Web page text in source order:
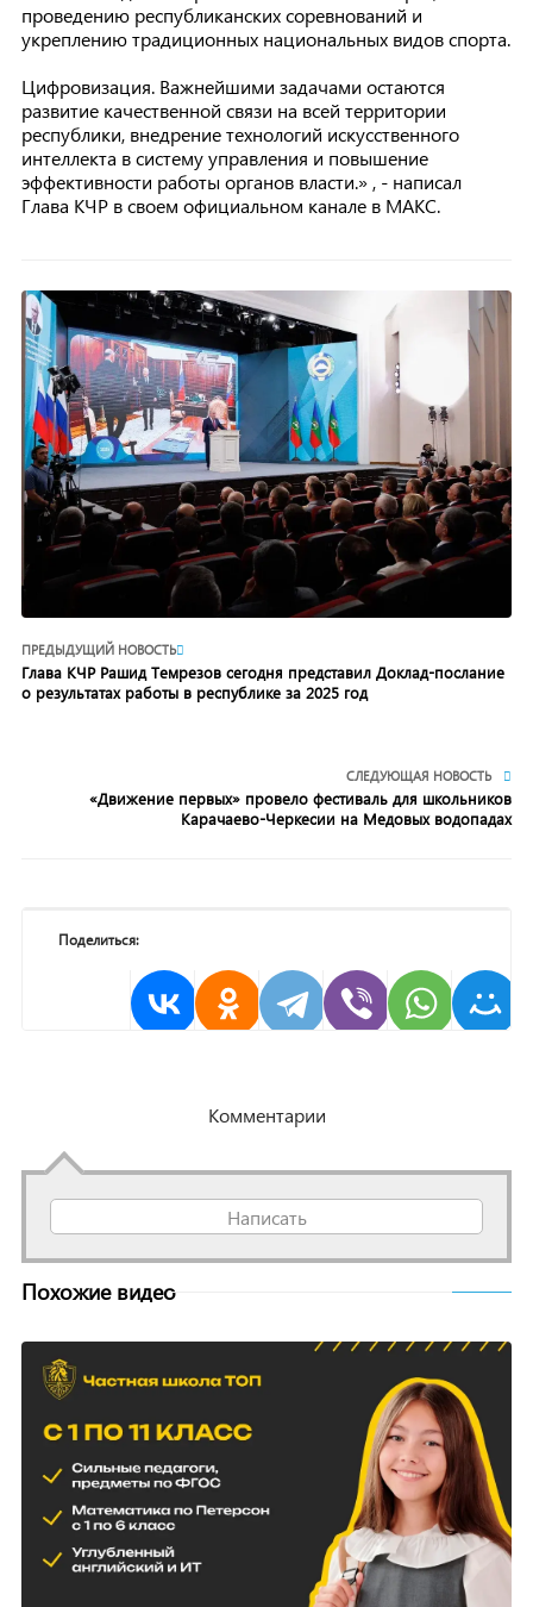
проведению республиканских соревнований и
укреплению традиционных национальных видов спорта.
Цифровизация. Важнейшими задачами остаются
развитие качественной связи на всей территории
республики, внедрение технологий искусственного
интеллекта в систему управления и повышение
эффективности работы органов власти.» , - написал
Глава КЧР в своем официальном канале в МАКС.
ПРЕДЫДУЩИЙ НОВОСТЬ
Глава КЧР Рашид Темрезов сегодня представил Доклад-послание
о результатах работы в республике за 2025 год
СЛЕДУЮЩАЯ НОВОСТЬ
«Движение первых» провело фестиваль для школьников
Карачаево-Черкесии на Медовых водопадах
Поделиться:
Комментарии
Написать
Похожие видео